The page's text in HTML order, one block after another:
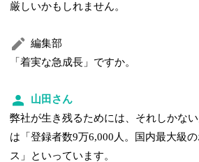
厳しいかもしれません。
編集部
「着実な急成長」ですか。
山田さん
弊社が生き残るためには、それしかな
は「登録者数9万6,000人。国内最大級
ス」といっています。